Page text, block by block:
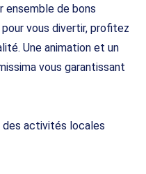
ensemble de bons
vous divertir, profitez
Une animation et un
vous garantissant
des activités locales